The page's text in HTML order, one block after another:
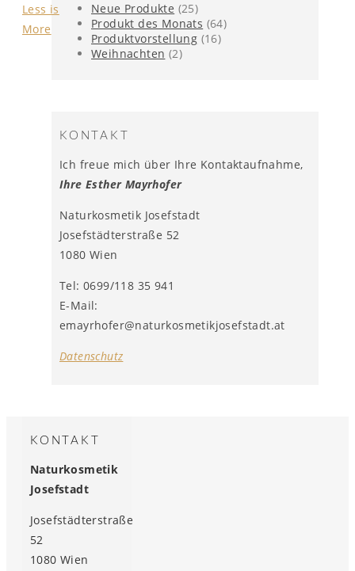
Neue Produkte (25)
Produkt des Monats (64)
Produktvorstellung (16)
Weihnachten (2)
KONTAKT
Ich freue mich über Ihre Kontaktaufnahme,
Ihre Esther Mayrhofer
Naturkosmetik Josefstadt
Josefstädterstraße 52
1080 Wien
Tel: 0699/118 35 941
E-Mail:
emayrhofer@naturkosmetikjosefstadt.at
Datenschutz
KONTAKT
Naturkosmetik
Josefstadt
Josefstädterstraße
52
1080 Wien